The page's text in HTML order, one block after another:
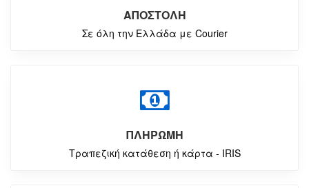
ΑΠΟΣΤΟΛΗ
Σε όλη την Ελλάδα με Courier
ΠΛΗΡΩΜΗ
Τραπεζική κατάθεση ή κάρτα - IRIS